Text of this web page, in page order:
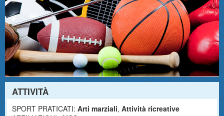
ATTIVITÀ
SPORT PRATICATI: Arti marziali, Attività ricreative